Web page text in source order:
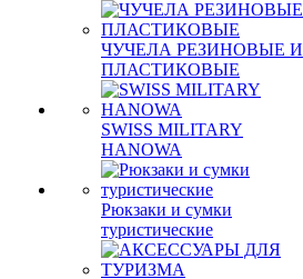
ЧУЧЕЛА РЕЗИНОВЫЕ И
ПЛАСТИКОВЫЕ
SWISS MILITARY
HANOWA
Рюкзаки и сумки
туристические